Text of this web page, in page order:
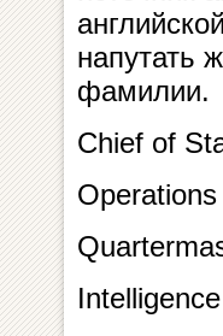
напутать
фамилии.
Chief of